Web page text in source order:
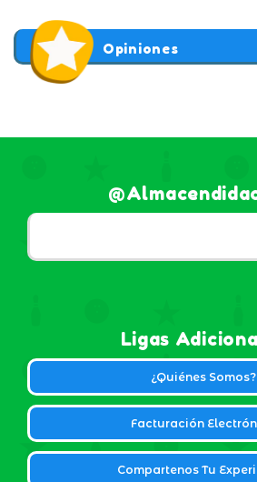
Opiniones
Ligas
¿Quiénes Somos?
Facturación
Compartenos Tu